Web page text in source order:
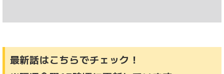
最新話はこちらでチェック！